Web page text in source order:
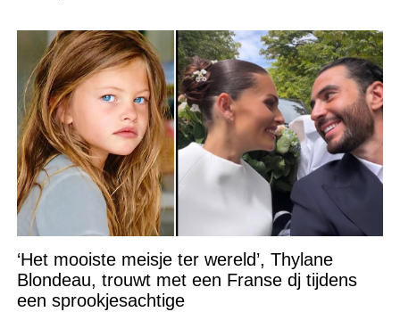
‘Het mooiste meisje ter wereld’, Thylane
Blondeau, trouwt met een Franse dj tijdens
een sprookjesachtige